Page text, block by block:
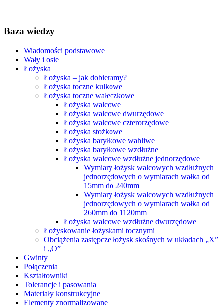
Baza wiedzy
Wiadomości podstawowe
Wały i osie
Łożyska
Łożyska – jak dobieramy?
Łożyska toczne kulkowe
Łożyska toczne wałeczkowe
Łożyska walcowe
Łożyska walcowe dwurzędowe
Łożyska walcowe czterorzędowe
Łożyska stożkowe
Łożyska baryłkowe wahliwe
Łożyska baryłkowe wzdłużne
Łożyska walcowe wzdłużne jednorzędowe
Wymiary łożysk walcowych wzdłużnych
jednorzędowych o wymiarach wałka od
15mm do 240mm
Wymiary łożysk walcowych wzdłużnych
jednorzędowych o wymiarach wałka od
260mm do 1120mm
Łożyska walcowe wzdłużne dwurzędowe
Łożyskowanie łożyskami tocznymi
Obciążenia zastępcze łożysk skośnych w układach „X”
i „O”
Gwinty
Połączenia
Kształtowniki
Tolerancje i pasowania
Materiały konstrukcyjne
Elementy znormalizowane